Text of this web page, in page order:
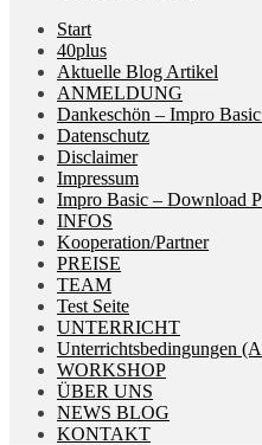
Start
40plus
Aktuelle Blog Artikel
ANMELDUNG
Dankeschön – Impro
Datenschutz
Disclaimer
Impressum
Impro Basic – Download
INFOS
Kooperation/Partner
PREISE
TEAM
Test Seite
UNTERRICHT
Unterrichtsbedingungen
WORKSHOP
ÜBER UNS
NEWS BLOG
KONTAKT